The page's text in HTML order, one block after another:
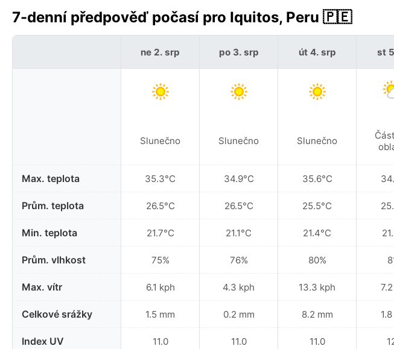
7-denní předpověď počasí pro Iquitos, Peru 🇵🇪
Max. teplota
Prům. teplota
Min. teplota
Prům. vlhkost
Max. vítr
Celkové srážky
Index UV
ne 2. srp
Slunečno
35.3°C
26.5°C
21.7°C
75%
6.1 kph
1.5 mm
11.0
po 3. srp
Slunečno
34.9°C
26.5°C
21.1°C
76%
4.3 kph
0.2 mm
11.0
út 4. srp
Slunečno
35.6°C
25.5°C
21.4°C
80%
13.3 kph
8.2 mm
11.0
st